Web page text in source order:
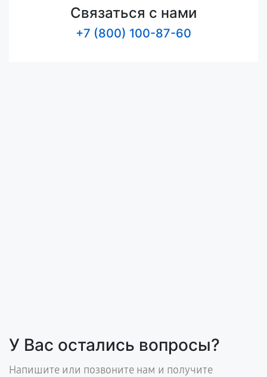
Связаться с нами
+7 (800) 100-87-60
У Вас остались вопросы?
Напишите или позвоните нам и получите